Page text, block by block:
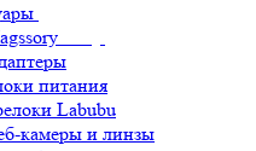
питания
Labubu
камеры и линзы